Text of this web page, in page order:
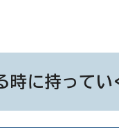
に持ってい